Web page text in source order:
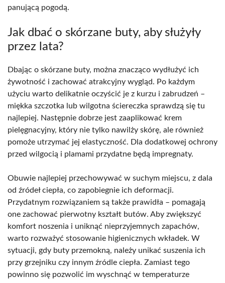
panującą pogodą.
Jak dbać o skórzane buty, aby służyły
przez lata?
Dbając o skórzane buty, można znacząco wydłużyć ich
żywotność i zachować atrakcyjny wygląd. Po każdym
użyciu warto delikatnie oczyścić je z kurzu i zabrudzeń –
miękka szczotka lub wilgotna ściereczka sprawdzą się tu
najlepiej. Następnie dobrze jest zaaplikować krem
pielęgnacyjny, który nie tylko nawilży skórę, ale również
pomoże utrzymać jej elastyczność. Dla dodatkowej ochrony
przed wilgocią i plamami przydatne będą impregnaty.
Obuwie najlepiej przechowywać w suchym miejscu, z dala
od źródeł ciepła, co zapobiegnie ich deformacji.
Przydatnym rozwiązaniem są także prawidła – pomagają
one zachować pierwotny kształt butów. Aby zwiększyć
komfort noszenia i uniknąć nieprzyjemnych zapachów,
warto rozważyć stosowanie higienicznych wkładek. W
sytuacji, gdy buty przemokną, należy unikać suszenia ich
przy grzejniku czy innym źródle ciepła. Zamiast tego
powinno się pozwolić im wyschnąć w temperaturze